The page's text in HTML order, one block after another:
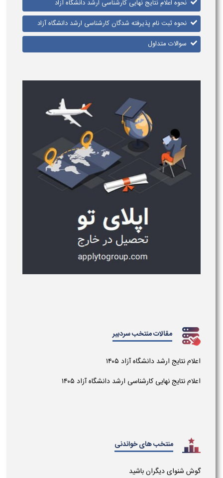
نحوه اعلام نتایج نهایی کارشناسی ارشد دانشگاه آزاد
نحوه ثبت نام پذیرفته شدگان کارشناسی ارشد دانشگاه آزاد
سوالات متداول
مقالات منتخب سردبیر
اعلام نتایج ارشد دانشگاه آزاد ۱۴۰۵
اعلام نتایج نهایی کارشناسی ارشد دانشگاه آزاد ۱۴۰۵
منتخب های خواندنی
گوش شنوای دیگران باشید